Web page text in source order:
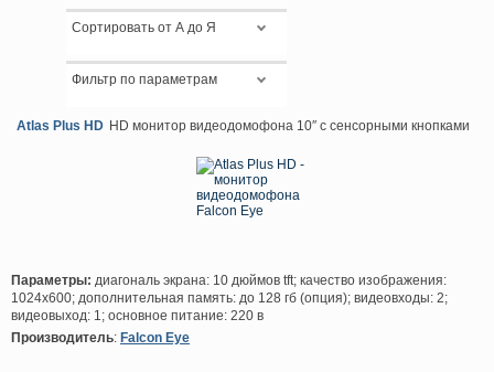
Сортировать от А до Я
Фильтр по параметрам
Atlas Plus HD HD монитор видеодомофона 10″ с сенсорными кнопками
Параметры: диагональ экрана: 10 дюймов tft; качество изображения:
1024х600; дополнительная память: до 128 гб (опция); видеовходы: 2;
видеовыход: 1; основное питание: 220 в
Производитель: Falcon Eye